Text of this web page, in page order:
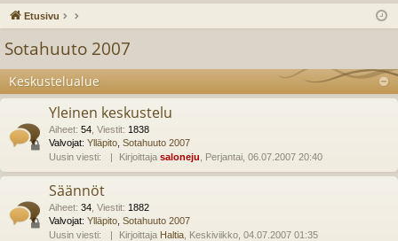
ku
ua
ee
au ist
dy
Etusivu
Sotahuuto 2007
Keskustelualue
Yleinen keskustelu
Aiheet: 54 Viestit: 1838
Valvojat: Ylläpito Sotahuuto 2007
Uusin viesti:
Kirjoittaja saloneju , Perjantai, 06.07.2007 20:40
Säännöt
Aiheet: 34 Viestit: 1882
Valvojat: Ylläpito Sotahuuto 2007
Uusin viesti:
Kirjoittaja Haltia , Keskiviikko, 04.07.2007 01:35